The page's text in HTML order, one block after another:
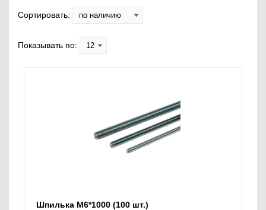
Сортировать:
Показывать по:
Шпилька M6*1000 (100 шт.)